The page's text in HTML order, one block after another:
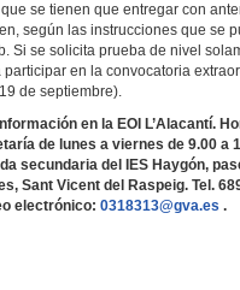
se tienen que entregar con
según las instrucciones que se
Si se solicita prueba de nivel
participar en la convocatoria
de septiembre).
en la EOI L’Alacantí.
de lunes a viernes de 9.00 a
secundaria del IES Haygón,
Sant Vicent del Raspeig. Tel.
electrónico: 0318313@gva.es .